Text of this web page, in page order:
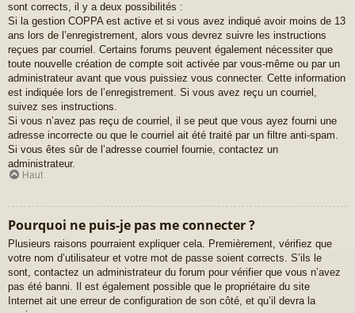
sont corrects, il y a deux possibilités :
Si la gestion COPPA est active et si vous avez indiqué avoir moins de 13
ans lors de l’enregistrement, alors vous devrez suivre les instructions
reçues par courriel. Certains forums peuvent également nécessiter que
toute nouvelle création de compte soit activée par vous-même ou par un
administrateur avant que vous puissiez vous connecter. Cette information
est indiquée lors de l’enregistrement. Si vous avez reçu un courriel,
suivez ses instructions.
Si vous n’avez pas reçu de courriel, il se peut que vous ayez fourni une
adresse incorrecte ou que le courriel ait été traité par un filtre anti-spam.
Si vous êtes sûr de l’adresse courriel fournie, contactez un
administrateur.
Haut
Pourquoi ne puis-je pas me connecter ?
Plusieurs raisons pourraient expliquer cela. Premièrement, vérifiez que
votre nom d’utilisateur et votre mot de passe soient corrects. S’ils le
sont, contactez un administrateur du forum pour vérifier que vous n’avez
pas été banni. Il est également possible que le propriétaire du site
Internet ait une erreur de configuration de son côté, et qu’il devra la